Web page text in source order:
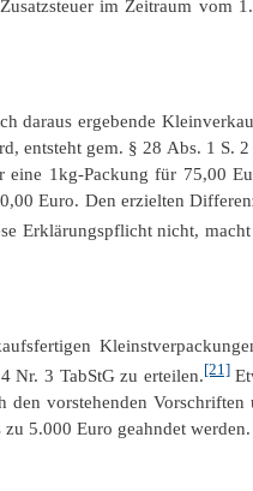
im Zeitraum vom
daraus ergebende
entsteht gem. § 28 Abs. 1 S.
eine 1kg-Packung für 75,00
Euro. Den erzielten
Erklärungspflicht nicht,
Nr. 3 TabStG zu erteilen.[21]
vorstehenden
5.000 Euro geahndet werden.